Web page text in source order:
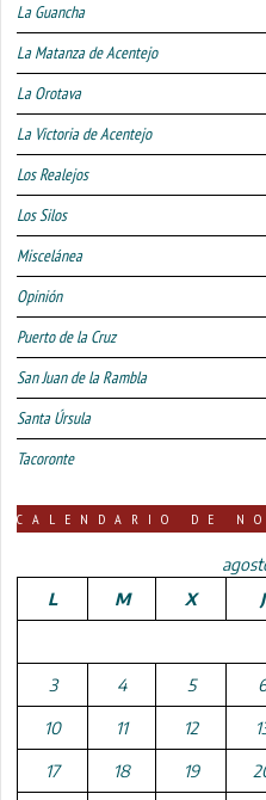
La Guancha
La Matanza de Acentejo
La Orotava
La Victoria de Acentejo
Los Realejos
Los Silos
Miscelánea
Opinión
Puerto de la Cruz
San Juan de la Rambla
Santa Úrsula
Tacoronte
CALENDARIO DE
L
M X J
3 4 5
10 11 12
17 18 19